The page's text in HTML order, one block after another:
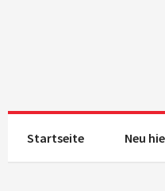
Startseite Neu